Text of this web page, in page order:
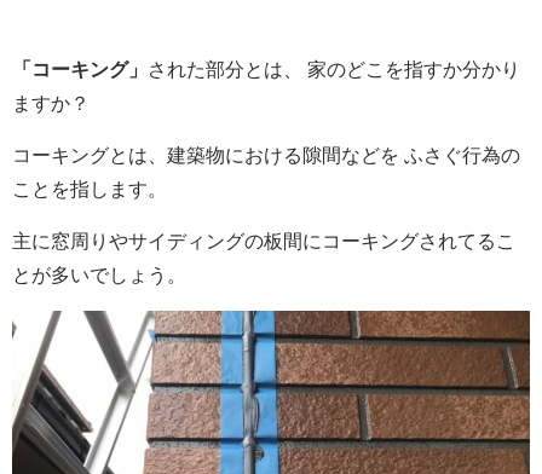
「コーキング」
された部分とは、 家のどこを指すか分かり
ますか？
コーキングとは、建築物における隙間などを ふさぐ行為の
ことを指します。
主に窓周りやサイディングの板間にコーキングされてるこ
とが多いでしょう。